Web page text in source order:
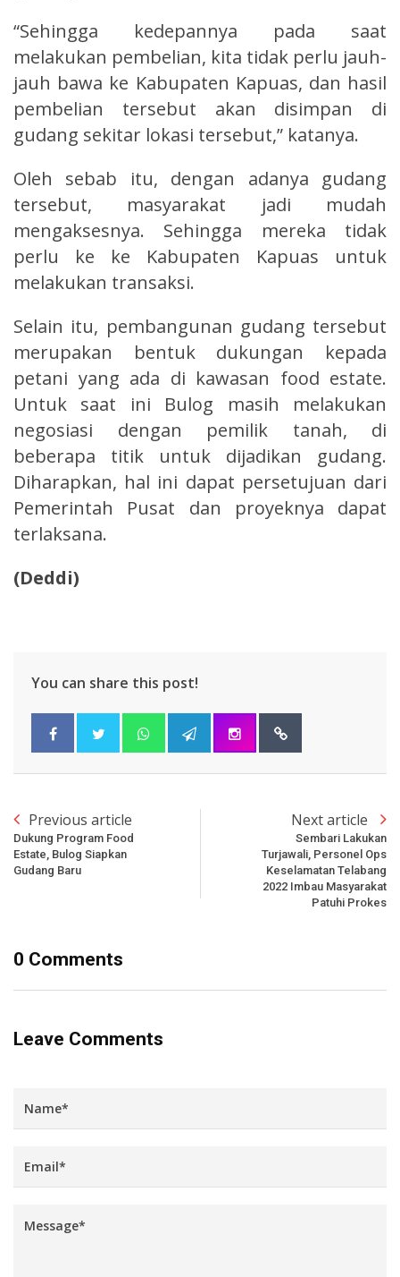
“Sehingga kedepannya pada saat
melakukan pembelian, kita tidak perlu jauh-
jauh bawa ke Kabupaten Kapuas, dan hasil
pembelian tersebut akan disimpan di
gudang sekitar lokasi tersebut,” katanya.
Oleh sebab itu, dengan adanya gudang
tersebut, masyarakat jadi mudah
mengaksesnya. Sehingga mereka tidak
perlu ke ke Kabupaten Kapuas untuk
melakukan transaksi.
Selain itu, pembangunan gudang tersebut
merupakan bentuk dukungan kepada
petani yang ada di kawasan food estate.
Untuk saat ini Bulog masih melakukan
negosiasi dengan pemilik tanah, di
beberapa titik untuk dijadikan gudang.
Diharapkan, hal ini dapat persetujuan dari
Pemerintah Pusat dan proyeknya dapat
terlaksana.
(Deddi)
You can share this post!
Previous article
Dukung Program Food
Estate, Bulog Siapkan
Gudang Baru
Next article
Sembari Lakukan
Turjawali, Personel Ops
Keselamatan Telabang
2022 Imbau Masyarakat
Patuhi Prokes
0 Comments
Leave Comments